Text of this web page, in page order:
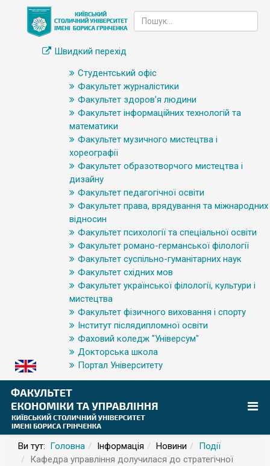
Швидкий перехід
Студентський офіс
Факультет журналістики
Факультет здоров’я людини
Факультет інформаційних технологій та
математики
Факультет музичного мистецтва і
хореографії
Факультет образотворчого мистецтва і
дизайну
Факультет педагогічної освіти
Факультет права, врядування та міжнародних
відносин
Факультет психології та спеціальної освіти
Факультет романо-германської філології
Факультет суспільно-гуманітарних наук
Факультет східних мов
Факультет української філології, культури і
мистецтва
Факультет фізичного виховання і спорту
Інститут післядипломної освіти
Фаховий коледж "Універсум"
Докторська школа
Портал Університету
Ви тут: Головна Інформація Новини
Події
Кафедра управління долучилася до стратегічної